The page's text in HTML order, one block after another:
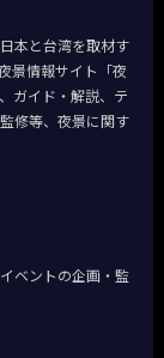
本と台湾を取材す
景情報サイト「夜
ガイド・解説、テ
修等、夜景に関す
ベントの企画・監